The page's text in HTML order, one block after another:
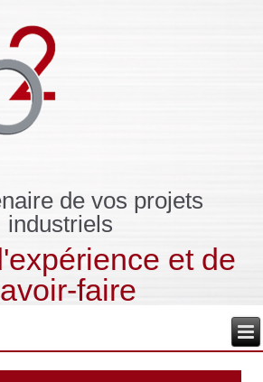
de vos projets
industriels
et de
faire